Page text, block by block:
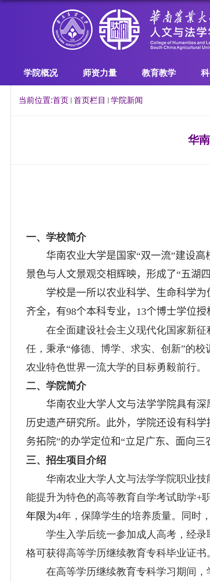
学院概况 师资力量 教育教学
当前位置:首页 首页栏目 学院新闻
华
一、学校简介
华南农业大学是国家“双一流”建设
景色与人文景观交相辉映，形成了“五湖
学校是一所以农业科学、生命科学
齐全，有98个本科专业， 13个博士学位授
在全面建设社会主义现代化国家新
任，秉承“修德、博学、求实、创新”的
农业特色世界一流大学的目标勇毅前行。
二、学院简介
华南农业大学人文与法学学院具有
历史遗产研究所。此外，学院还设有科
务拓院”的办学定位和“立足广东、面向三
三、招生项目介绍
华南农业大学人文与法学学院职业
能提升为特色的高等教育自学考试助学+
年限为4年，保障学生的培养质量。同时
学生入学后统一参加成人高考，经
格可获得高等学历继续教育专科毕业证书
在高等学历继续教育专科学习期间